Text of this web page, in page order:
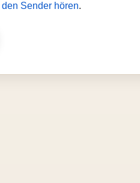
den Sender hören.